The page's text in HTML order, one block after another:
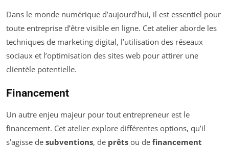
Dans le monde numérique d’aujourd’hui, il est essentiel pour
toute entreprise d’être visible en ligne. Cet atelier aborde les
techniques de marketing digital, l’utilisation des réseaux
sociaux et l’optimisation des sites web pour attirer une
clientèle potentielle.
Financement
Un autre enjeu majeur pour tout entrepreneur est le
financement. Cet atelier explore différentes options, qu’il
s’agisse de subventions, de prêts ou de financement